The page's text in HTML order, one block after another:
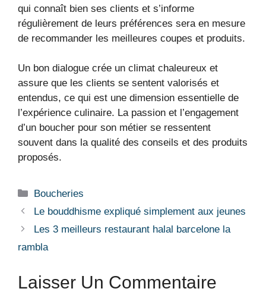
qui connaît bien ses clients et s’informe
régulièrement de leurs préférences sera en mesure
de recommander les meilleures coupes et produits.
Un bon dialogue crée un climat chaleureux et
assure que les clients se sentent valorisés et
entendus, ce qui est une dimension essentielle de
l’expérience culinaire. La passion et l’engagement
d’un boucher pour son métier se ressentent
souvent dans la qualité des conseils et des produits
proposés.
Boucheries
Le bouddhisme expliqué simplement aux jeunes
Les 3 meilleurs restaurant halal barcelone la
rambla
Laisser Un Commentaire